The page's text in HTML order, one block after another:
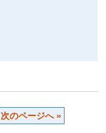
次のページへ »